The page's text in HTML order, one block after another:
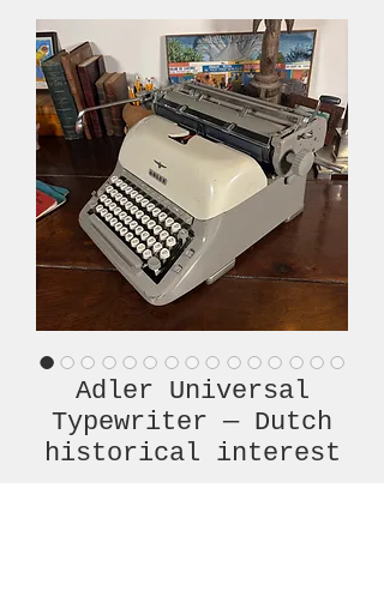
Adler Universal
Typewriter — Dutch
historical interest